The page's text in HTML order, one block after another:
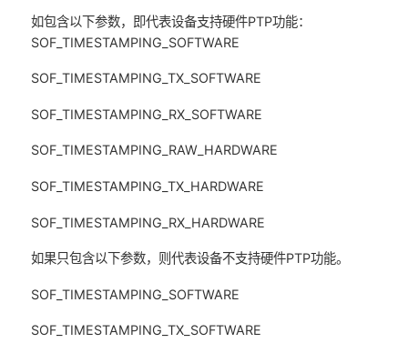
如包含以下参数，即代表设备支持硬件PTP功能：
SOF_TIMESTAMPING_SOFTWARE
SOF_TIMESTAMPING_TX_SOFTWARE
SOF_TIMESTAMPING_RX_SOFTWARE
SOF_TIMESTAMPING_RAW_HARDWARE
SOF_TIMESTAMPING_TX_HARDWARE
SOF_TIMESTAMPING_RX_HARDWARE
如果只包含以下参数，则代表设备不支持硬件PTP功能。
SOF_TIMESTAMPING_SOFTWARE
SOF_TIMESTAMPING_TX_SOFTWARE